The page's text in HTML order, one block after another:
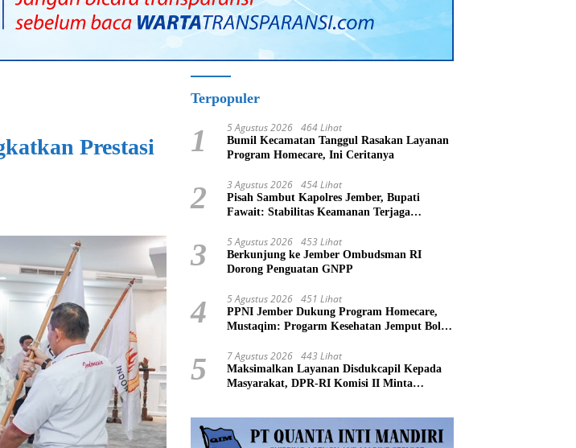
Prestasi
Terpopuler
1 5 Agustus 2026 464 Lihat
Bumil Kecamatan Tanggul Rasakan Layanan
Program Homecare, Ini Ceritanya
2 3 Agustus 2026 454 Lihat
Pisah Sambut Kapolres Jember, Bupati
Fawait: Stabilitas Keamanan Terjaga
3 5 Agustus 2026 453 Lihat
Berkunjung ke Jember Ombudsman RI
Dorong Penguatan GNPP
4 5 Agustus 2026 451 Lihat
PPNI Jember Dukung Program Homecare,
Mustaqim: Progarm Kesehatan Jemput Bola
5 7 Agustus 2026 443 Lihat
Maksimalkan Layanan Disdukcapil Kepada
Masyarakat, DPR-RI Komisi II Minta